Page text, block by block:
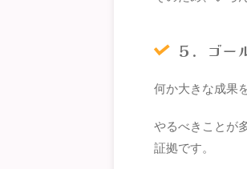
５．ゴー
何か大きな成果
やるべきことが
証拠です。